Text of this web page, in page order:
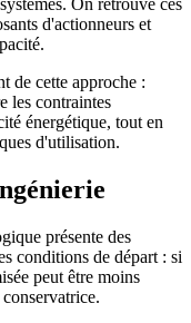
d'actionneurs et
de cette approche :
les contraintes
énergétique, tout en
d'utilisation.
présente des
conditions de départ : si
peut être moins